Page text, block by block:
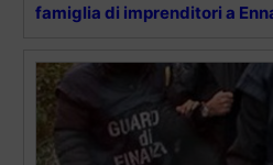
famiglia di imprenditori a